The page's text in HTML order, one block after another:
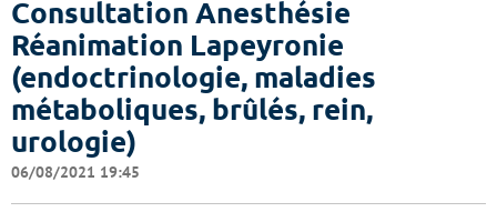
Consultation Anesthésie
Réanimation Lapeyronie
(endoctrinologie, maladies
métaboliques, brûlés, rein,
urologie)
06/08/2021 19:45